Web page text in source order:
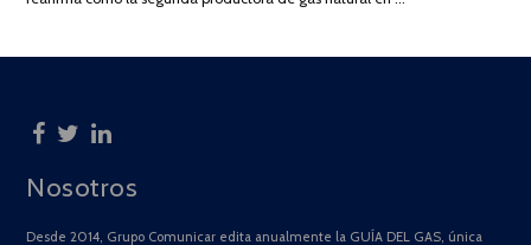
Nosotros
Desde 2014, Grupo Comunicar edita anualmente la GUÍA DEL GAS, única